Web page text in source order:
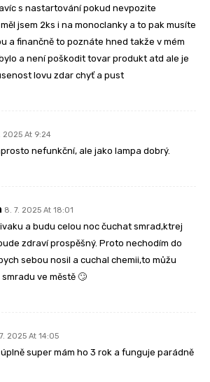
s nastartování pokud nevpozite
jsem 2ks i na monoclanky a to pak musíte
a finančně to poznáte hned takže v mém
a není poškodit tovar produkt atd ale je
lovu zdar chyť a pust
2025 At 9:24
nefunkční, ale jako lampa dobrý.
8. 7. 2025 At 18:01
a budu celou noc čuchat smrad,ktrej
zdraví prospěšný. Proto nechodím do
sebou nosil a cuchal chemii,to můžu
ve městě 🙄
2025 At 14:05
super mám ho 3 rok a funguje parádně